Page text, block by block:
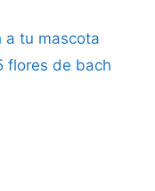
a tu mascota
flores de bach